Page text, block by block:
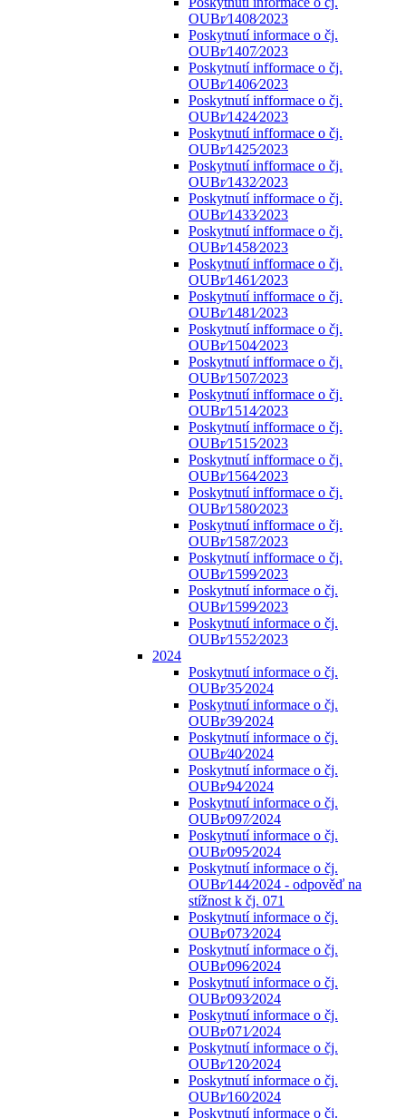
OUBr⁄1408⁄2023
Poskytnutí informace o čj.
OUBr⁄1407⁄2023
Poskytnutí infformace o čj.
OUBr⁄1406⁄2023
Poskytnutí infformace o čj.
OUBr⁄1424⁄2023
Poskytnutí infformace o čj.
OUBr⁄1425⁄2023
Poskytnutí infformace o čj.
OUBr⁄1432⁄2023
Poskytnutí infformace o čj.
OUBr⁄1433⁄2023
Poskytnutí infformace o čj.
OUBr⁄1458⁄2023
Poskytnutí infformace o čj.
OUBr⁄1461⁄2023
Poskytnutí infformace o čj.
OUBr⁄1481⁄2023
Poskytnutí infformace o čj.
OUBr⁄1504⁄2023
Poskytnutí infformace o čj.
OUBr⁄1507⁄2023
Poskytnutí infformace o čj.
OUBr⁄1514⁄2023
Poskytnutí infformace o čj.
OUBr⁄1515⁄2023
Poskytnutí infformace o čj.
OUBr⁄1564⁄2023
Poskytnutí infformace o čj.
OUBr⁄1580⁄2023
Poskytnutí infformace o čj.
OUBr⁄1587⁄2023
Poskytnutí infformace o čj.
OUBr⁄1599⁄2023
Poskytnutí informace o čj.
OUBr⁄1599⁄2023
Poskytnutí informace o čj.
OUBr⁄1552⁄2023
2024
Poskytnutí informace o čj.
OUBr⁄35⁄2024
Poskytnutí informace o čj.
OUBr⁄39⁄2024
Poskytnutí informace o čj.
OUBr⁄40⁄2024
Poskytnutí informace o čj.
OUBr⁄94⁄2024
Poskytnutí informace o čj.
OUBr⁄097⁄2024
Poskytnutí informace o čj.
OUBr⁄095⁄2024
Poskytnutí informace o čj.
OUBr⁄144⁄2024 - odpověď na
stížnost k čj. 071
Poskytnutí informace o čj.
OUBr⁄073⁄2024
Poskytnutí informace o čj.
OUBr⁄096⁄2024
Poskytnutí informace o čj.
OUBr⁄093⁄2024
Poskytnutí informace o čj.
OUBr⁄071⁄2024
Poskytnutí informace o čj.
OUBr⁄120⁄2024
Poskytnutí informace o čj.
OUBr⁄160⁄2024
Poskytnutí informace o čj.